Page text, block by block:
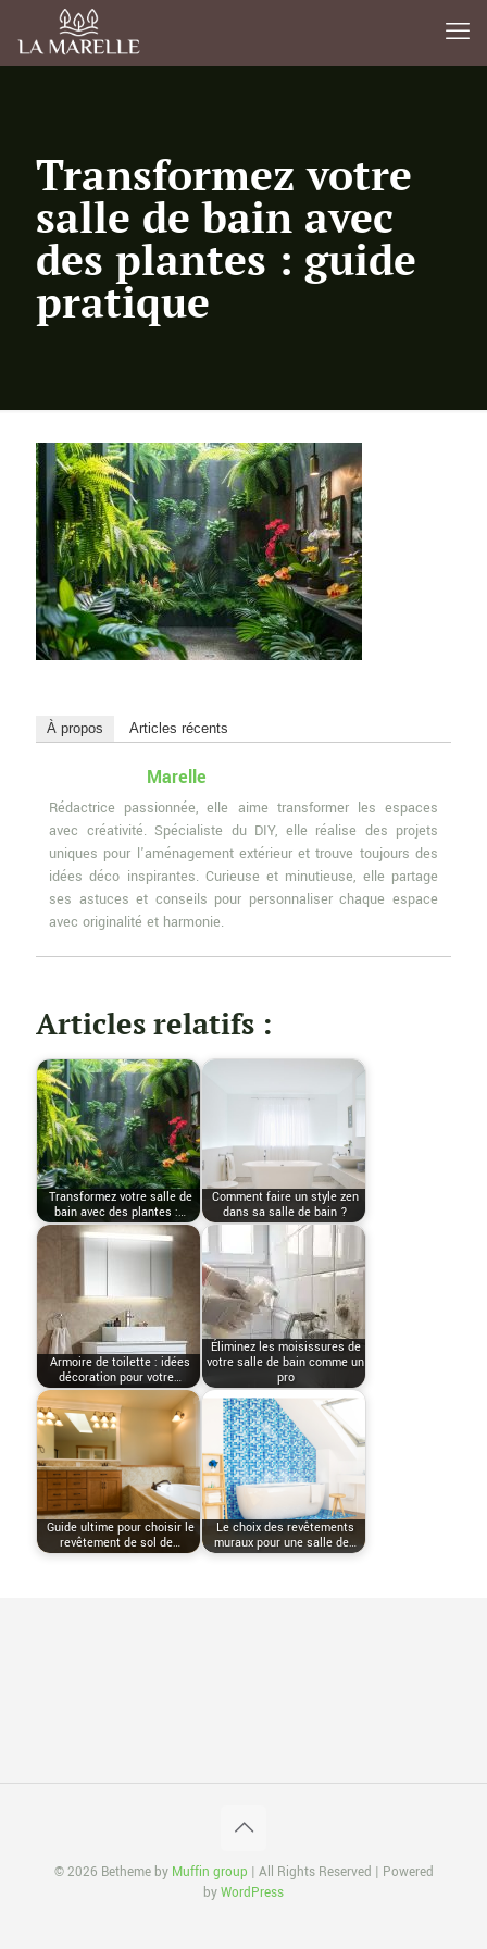
Transformez votre
salle de bain avec
des plantes : guide
pratique
À propos Articles récents
Marelle
Rédactrice passionnée, elle aime transformer les espaces
avec créativité. Spécialiste du DIY, elle réalise des projets
uniques pour l'aménagement extérieur et trouve toujours des
idées déco inspirantes. Curieuse et minutieuse, elle partage
ses astuces et conseils pour personnaliser chaque espace
avec originalité et harmonie.
Articles relatifs :
Transformez votre salle de
bain avec des plantes :…
Comment faire un style zen
dans sa salle de bain ?
Armoire de toilette : idées
décoration pour votre…
Éliminez les moisissures de
votre salle de bain comme un
pro
Guide ultime pour choisir le
revêtement de sol de…
Le choix des revêtements
muraux pour une salle de…
© 2026 Betheme by Muffin group | All Rights Reserved | Powered
byWordPress